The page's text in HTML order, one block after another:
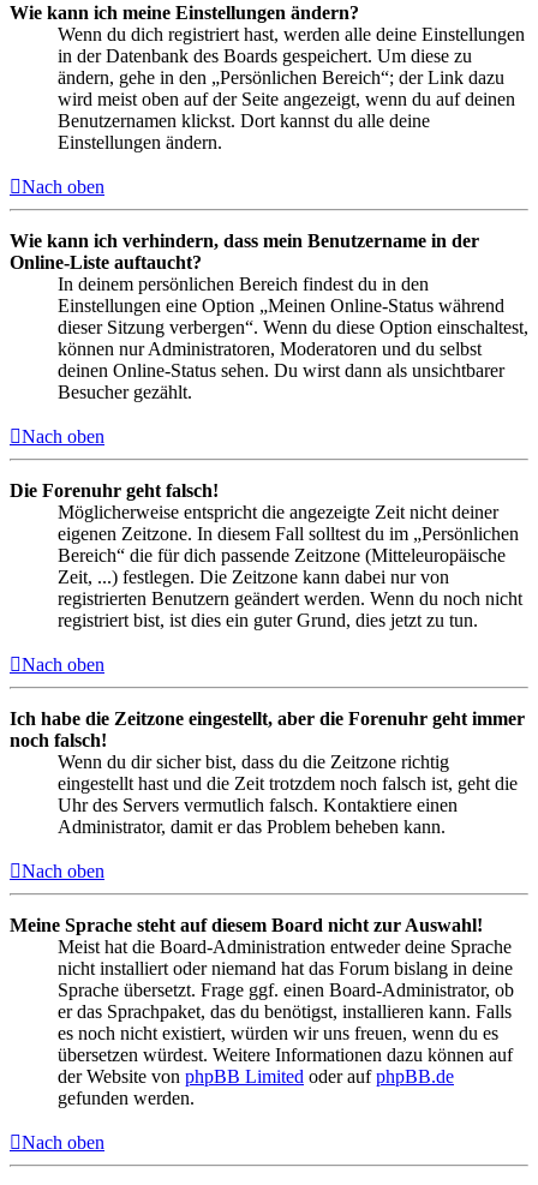
Wie kann ich meine Einstellungen ändern?
Wenn du dich registriert hast, werden alle deine Einstellungen
in der Datenbank des Boards gespeichert. Um diese zu
ändern, gehe in den „Persönlichen Bereich“; der Link dazu
wird meist oben auf der Seite angezeigt, wenn du auf deinen
Benutzernamen klickst. Dort kannst du alle deine
Einstellungen ändern.
Nach oben
Wie kann ich verhindern, dass mein Benutzername in der
Online-Liste auftaucht?
In deinem persönlichen Bereich findest du in den
Einstellungen eine Option „Meinen Online-Status während
dieser Sitzung verbergen“. Wenn du diese Option einschaltest,
können nur Administratoren, Moderatoren und du selbst
deinen Online-Status sehen. Du wirst dann als unsichtbarer
Besucher gezählt.
Nach oben
Die Forenuhr geht falsch!
Möglicherweise entspricht die angezeigte Zeit nicht deiner
eigenen Zeitzone. In diesem Fall solltest du im „Persönlichen
Bereich“ die für dich passende Zeitzone (Mitteleuropäische
Zeit, ...) festlegen. Die Zeitzone kann dabei nur von
registrierten Benutzern geändert werden. Wenn du noch nicht
registriert bist, ist dies ein guter Grund, dies jetzt zu tun.
Nach oben
Ich habe die Zeitzone eingestellt, aber die Forenuhr geht immer
noch falsch!
Wenn du dir sicher bist, dass du die Zeitzone richtig
eingestellt hast und die Zeit trotzdem noch falsch ist, geht die
Uhr des Servers vermutlich falsch. Kontaktiere einen
Administrator, damit er das Problem beheben kann.
Nach oben
Meine Sprache steht auf diesem Board nicht zur Auswahl!
Meist hat die Board-Administration entweder deine Sprache
nicht installiert oder niemand hat das Forum bislang in deine
Sprache übersetzt. Frage ggf. einen Board-Administrator, ob
er das Sprachpaket, das du benötigst, installieren kann. Falls
es noch nicht existiert, würden wir uns freuen, wenn du es
übersetzen würdest. Weitere Informationen dazu können auf
der Website von phpBB Limited oder aufphpBB.de
gefunden werden.
Nach oben